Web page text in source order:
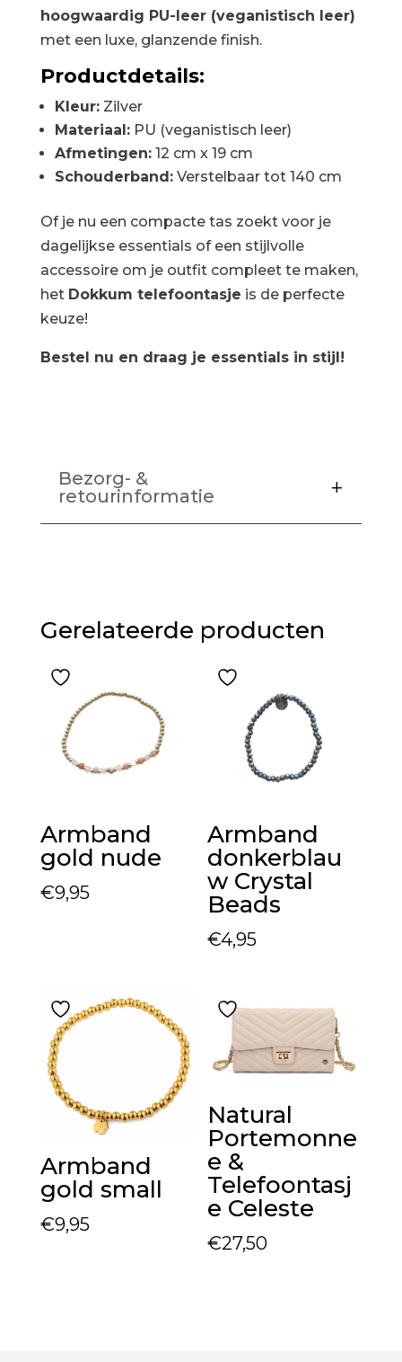
hoogwaardig PU-leer (veganistisch leer)
met een luxe, glanzende finish.
Productdetails:
Kleur:Zilver
Materiaal:PU (veganistisch leer)
Afmetingen:12 cm x 19 cm
Schouderband:Verstelbaar tot 140 cm
Of je nu een compacte tas zoekt voor je
dagelijkse essentials of een stijlvolle
accessoire om je outfit compleet te maken,
het Dokkum telefoontasje is de perfecte
keuze!
Bestel nu en draag je essentials in stijl!
Bezorg- &
retourinformatie
Gerelateerde producten
Armband
gold nude
€9,95
Armband
donkerblau
w Crystal
Beads
€4,95
Armband
gold small
€9,95
Natural
Portemonne
e &
Telefoontasj
e Celeste
€27,50